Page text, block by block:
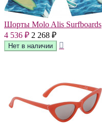
Шорты Molo Alis Surfboards
4 536 ₽ 2 268 ₽